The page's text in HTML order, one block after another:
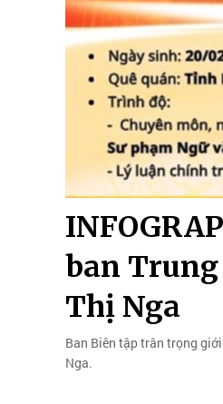
ban
Thị Nga
Ban Biên tập trân trọng
Nga.